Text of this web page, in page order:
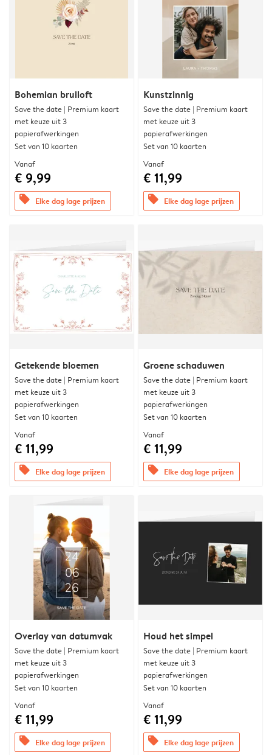
Bohemian bruiloft
Save the date | Premium kaart
met keuze uit 3
papierafwerkingen
Set van 10 kaarten
Vanaf
€ 9,99
offers Elke dag lage prijzen
Kunstzinnig
Save the date | Premium kaart
met keuze uit 3
papierafwerkingen
Set van 10 kaarten
Vanaf
€ 11,99
offers Elke dag lage prijzen
Getekende bloemen
Save the date | Premium kaart
met keuze uit 3
papierafwerkingen
Set van 10 kaarten
Vanaf
€ 11,99
offers Elke dag lage prijzen
Groene schaduwen
Save the date | Premium kaart
met keuze uit 3
papierafwerkingen
Set van 10 kaarten
Vanaf
€ 11,99
offers Elke dag lage prijzen
Overlay van datumvak
Save the date | Premium kaart
met keuze uit 3
papierafwerkingen
Set van 10 kaarten
Vanaf
€ 11,99
offers Elke dag lage prijzen
Houd het simpel
Save the date | Premium kaart
met keuze uit 3
papierafwerkingen
Set van 10 kaarten
Vanaf
€ 11,99
offers Elke dag lage prijzen